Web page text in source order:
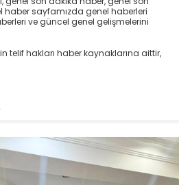
haber sayfamızda genel haberleri
ve güncel genel gelişmelerini
telif hakları haber kaynaklarına aittir,